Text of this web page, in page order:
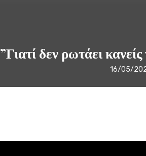
”Γιατί δεν ρωτάει
16/05/